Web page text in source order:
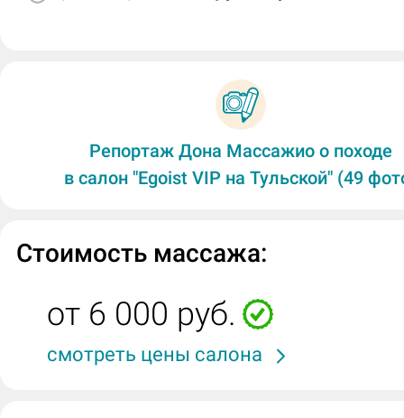
Репортаж Дона Массажио о походе
в салон "Egoist VIP на Тульской" (49
Стоимость массажа:
от 6 000 руб.
смотреть цены салона